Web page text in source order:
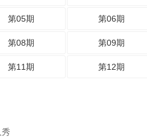
第05期 第06期
第08期 第09期
第11期 第12期